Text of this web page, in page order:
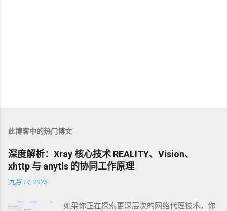
此博客中的热门博文
深度解析：Xray 核心技术 REALITY、Vision、
xhttp 与 anytls 的协同工作原理
九月 14, 2025
如果你正在探索更深层次的网络代理技术，你